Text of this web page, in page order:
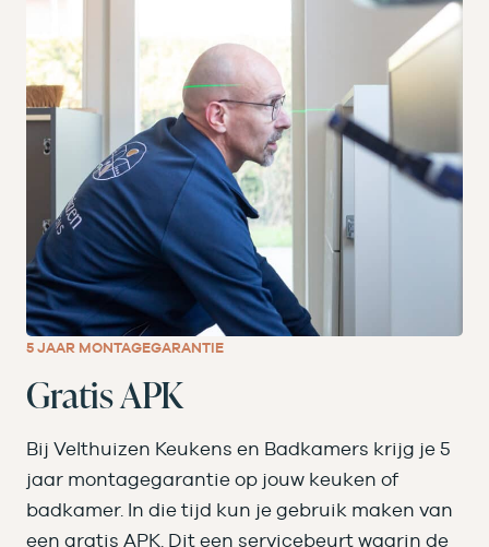
5 JAAR MONTAGEGARANTIE
Gratis APK
Bij Velthuizen Keukens en Badkamers krijg je 5
jaar montagegarantie op jouw keuken of
badkamer. In die tijd kun je gebruik maken van
een gratis APK. Dit een servicebeurt waarin de